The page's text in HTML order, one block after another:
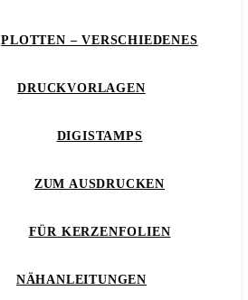
PLOTTEN – VERSCHIEDENES
DRUCKVORLAGEN
DIGISTAMPS
ZUM AUSDRUCKEN
FÜR KERZENFOLIEN
NÄHANLEITUNGEN